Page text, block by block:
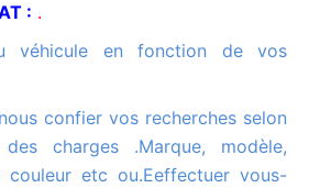
: .
charges .Marque, modèle,
couleur etc ou.Eeffectuer vous-